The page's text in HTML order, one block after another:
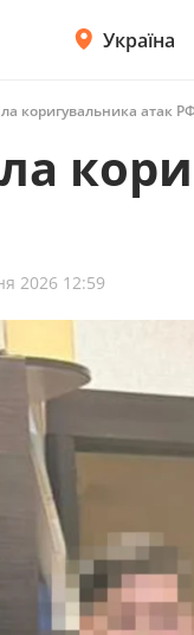
Україна
коригувальника атак
2026 12:59